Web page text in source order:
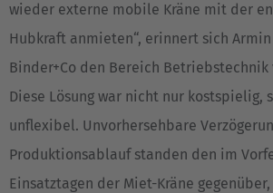
wieder externe mobile Kräne mit der
Hubkraft anmieten“, erinnert sich Armin
Binder+Co den Bereich
Diese Lösung war nicht nur kostspielig,
unflexibel. Unvorhersehbare
Produktionsablauf standen den im
Einsatztagen der Miet-Kräne